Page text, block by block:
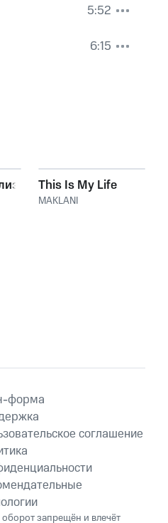
5:52
6:15
This Is My Life
MAKLANI
форма
соглашение
запрещён и влечёт